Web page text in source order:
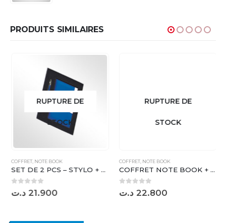
PRODUITS SIMILAIRES
RUPTURE DE
STOCK
COFFRET, NOTE BOOK
SET DE 2 PCS – STYLO + NOTE BOOK ( 02 COULEURS ) – NM0652
sur 521.900 د.ت
RUPTURE DE
STOCK
COFFRET, NOTE BOOK
COFFRET NOTE BOOK + STYLO ( 03 C ) – K30
sur 522.800 د.ت